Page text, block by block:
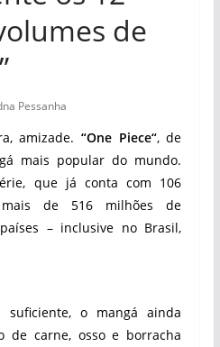
de
Pessanha
amizade.“One Piece“, de
mais popular do mundo.
que já conta com 106
de 516 milhões de
– inclusive no Brasil,
o mangá ainda
de carne, osso e borracha